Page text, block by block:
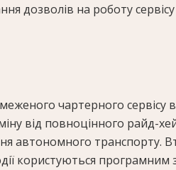
дозволів на роботу
чартерного сервісу в
від повноцінного райд-
автономного транспорту.
користуються програмним